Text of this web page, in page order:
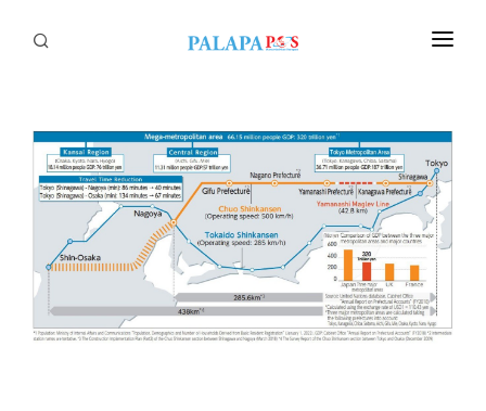
Politik
Nasional
Sumatera
Tapanuli
Nusantara